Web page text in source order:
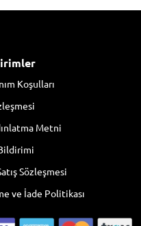
Koşulları
Metni
Sözleşmesi
ve İade Politikası